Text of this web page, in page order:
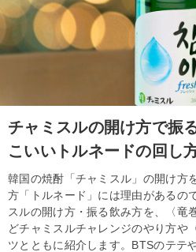
チャミスルの開け方で振
こいいトルネードの回し
韓国の焼酎「チャミスル」の開け方
方「トルネード」には理由があるの
スルの開け方・振る飲み方を、〈竜
どチャミスルチャレンジのやり方や
ツとともに紹介します。BTSのテテ